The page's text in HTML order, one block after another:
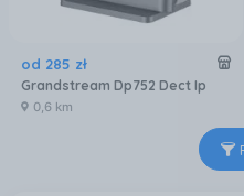
od 285 zł
Grandstream Dp752 Dect Ip
0,6 km